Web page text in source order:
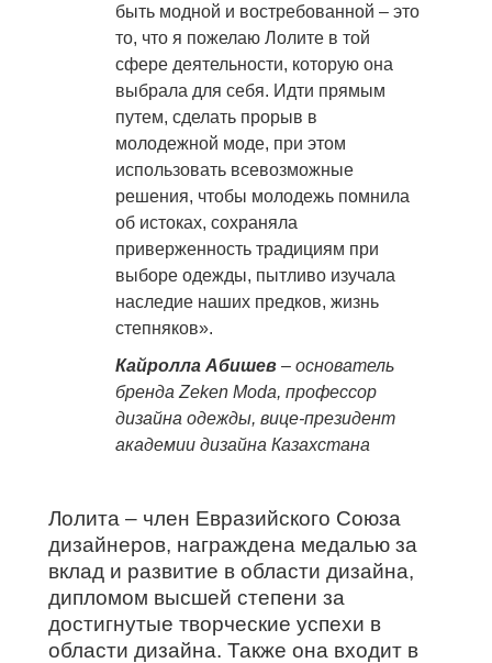
быть модной и востребованной – это
то, что я пожелаю Лолите в той
сфере деятельности, которую она
выбрала для себя. Идти прямым
путем, сделать прорыв в
молодежной моде, при этом
использовать всевозможные
решения, чтобы молодежь помнила
об истоках, сохраняла
приверженность традициям при
выборе одежды, пытливо изучала
наследие наших предков, жизнь
степняков».
Кайролла Абишев – основатель
бренда Zeken Moda, профессор
дизайна одежды, вице-президент
академии дизайна Казахстана
Лолита – член Евразийского Союза
дизайнеров, награждена медалью за
вклад и развитие в области дизайна,
дипломом высшей степени за
достигнутые творческие успехи в
области дизайна. Также она входит в